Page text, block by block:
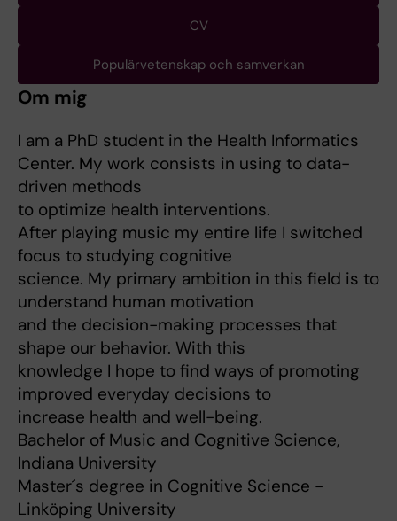
CV
Populärvetenskap och samverkan
Om mig
I am a PhD student in the Health Informatics
Center. My work consists in using to data-
driven methods
to optimize health interventions.
After playing music my entire life I switched
focus to studying cognitive
science. My primary ambition in this field is to
understand human motivation
and the decision-making processes that
shape our behavior. With this
knowledge I hope to find ways of promoting
improved everyday decisions to
increase health and well-being.
Bachelor of Music and Cognitive Science,
Indiana University
Master´s degree in Cognitive Science -
Linköping University